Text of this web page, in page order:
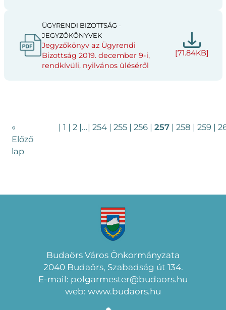
ÜGYRENDI BIZOTTSÁG -
JEGYZŐKÖNYVEK
Jegyzőkönyv az Ügyrendi
Bizottság 2019. december 9-i,
rendkívüli, nyilvános üléséről
[71.84KB]
«
Előző
lap
| 1 | 2 |...| 254 | 255 | 256 | 257 | 258 | 259 |
Budaörs Város Önkormányzata
2040 Budaörs, Szabadság út 134.
E-mail: polgarmester@budaors.hu
web: www.budaors.hu